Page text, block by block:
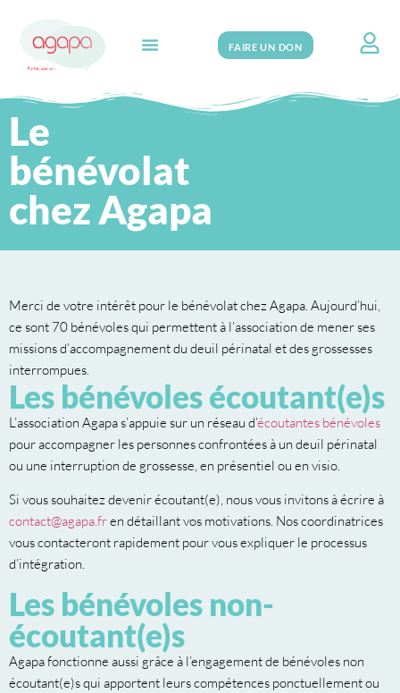
FAIRE UN DON
Le
bénévolat
chez Agapa
Merci de votre intérêt pour le bénévolat chez Agapa. Aujourd’hui,
ce sont 70 bénévoles qui permettent à l’association de mener ses
missions d’accompagnement du deuil périnatal et des grossesses
interrompues.
Les bénévoles écoutant(e)s
L’association Agapa s’appuie sur un réseau d’écoutantes bénévoles
pour accompagner les personnes confrontées à un deuil périnatal
ou une interruption de grossesse, en présentiel ou en visio.
Si vous souhaitez devenir écoutant(e), nous vous invitons à écrire à
contact@agapa.fren détaillant vos motivations. Nos coordinatrices
vous contacteront rapidement pour vous expliquer le processus
d’intégration.
Les bénévoles non-
écoutant(e)s
Agapa fonctionne aussi grâce à l’engagement de bénévoles non
écoutant(e)s qui apportent leurs compétences ponctuellement ou